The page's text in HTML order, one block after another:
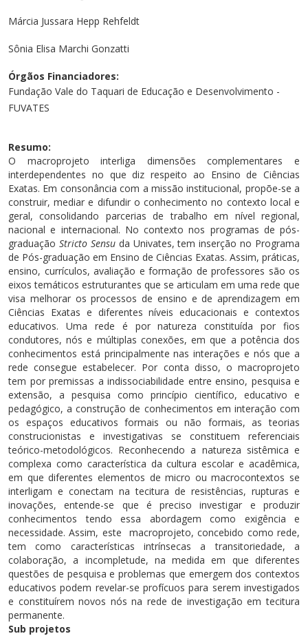
Cursos de Idiomas
Residências Médicas
Trabalhe Conosco
Univates & Você - Comunidade
Orquestra Gustavo Adolfo Univates
Márcia Jussara Hepp Rehfeldt
Sônia Elisa Marchi Gonzatti
Órgãos Financiadores:
Fundação Vale do Taquari de Educação e Desenvolvimento -
FUVATES
Resumo:
O macroprojeto interliga dimensões complementares e
interdependentes no que diz respeito ao Ensino de Ciências
Exatas. Em consonância com a missão institucional, propõe-se a
construir, mediar e difundir o conhecimento no contexto local e
geral, consolidando parcerias de trabalho em nível regional,
nacional e internacional. No contexto nos programas de pós-
graduação Stricto Sensuda Univates, tem inserção no Programa
de Pós-graduação em Ensino de Ciências Exatas. Assim, práticas,
ensino, currículos, avaliação e formação de professores são os
eixos temáticos estruturantes que se articulam em uma rede que
visa melhorar os processos de ensino e de aprendizagem em
Ciências Exatas e diferentes níveis educacionais e contextos
educativos. Uma rede é por natureza constituída por fios
condutores, nós e múltiplas conexões, em que a potência dos
conhecimentos está principalmente nas interações e nós que a
rede consegue estabelecer. Por conta disso, o macroprojeto
tem por premissas a indissociabilidade entre ensino, pesquisa e
extensão, a pesquisa como princípio científico, educativo e
pedagógico, a construção de conhecimentos em interação com
os espaços educativos formais ou não formais, as teorias
construcionistas e investigativas se constituem referenciais
teórico-metodológicos. Reconhecendo a natureza sistêmica e
complexa como característica da cultura escolar e acadêmica,
em que diferentes elementos de micro ou macrocontextos se
interligam e conectam na tecitura de resistências, rupturas e
inovações, entende-se que é preciso investigar e produzir
conhecimentos tendo essa abordagem como exigência e
necessidade. Assim, este macroprojeto, concebido como rede,
tem como características intrínsecas a transitoriedade, a
colaboração, a incompletude, na medida em que diferentes
questões de pesquisa e problemas que emergem dos contextos
educativos podem revelar-se profícuos para serem investigados
e constituírem novos nós na rede de investigação em tecitura
permanente.
Sub projetos